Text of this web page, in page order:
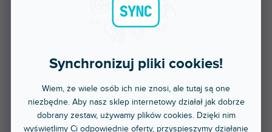
Synchronizuj pliki cookies!
Wiem, że wiele osób ich nie znosi, ale tutaj są one
niezbędne. Aby nasz sklep internetowy działał jak dobrze
dobrany zestaw, używamy plików cookies. Dzięki nim
wyświetlimy Ci odpowiednie oferty, przyspieszymy działanie
Connectors 3 STAR C XM3
Connectors 4 STAR C XM5
BLK